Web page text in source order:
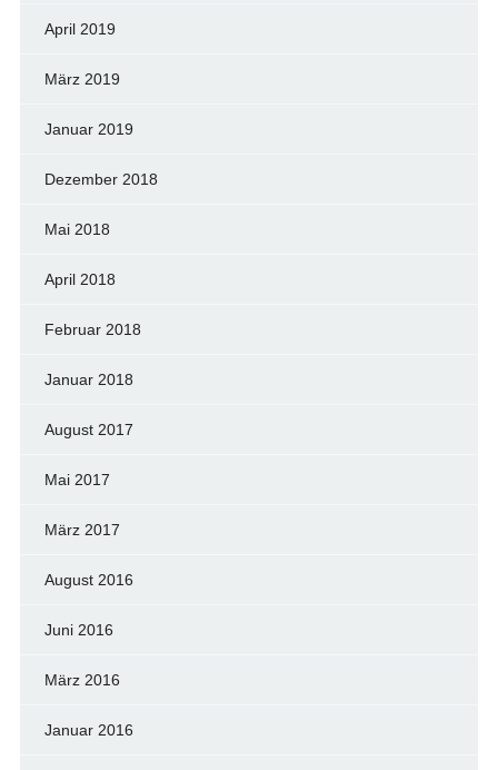
April 2019
März 2019
Januar 2019
Dezember 2018
Mai 2018
April 2018
Februar 2018
Januar 2018
August 2017
Mai 2017
März 2017
August 2016
Juni 2016
März 2016
Januar 2016